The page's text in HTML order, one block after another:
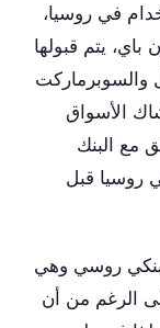
في روسيا،
يتم قبولها
والسوبرماركت
الأسواق
مع البنك
روسيا قبل
روسي وهي
الرغم من أن